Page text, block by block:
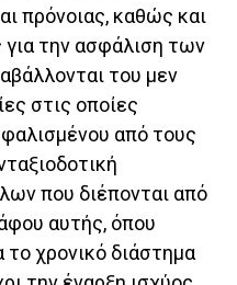
πρόνοιας, καθώς και
για την ασφάλιση των
του μεν
στις οποίες
από τους
που διέπονται από
αυτής, όπου
χρονικό διάστημα